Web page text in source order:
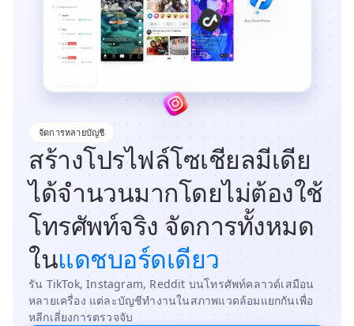
จัดการหลายบัญชี
สร้างโปรไฟล์โซเชียลมีเดีย
ได้จำนวนมากโดยไม่ต้องใช้
โทรศัพท์จริง จัดการทั้งหมด
ในแดชบอร์ดเดียว
รัน TikTok, Instagram, Reddit บนโทรศัพท์คลาวด์เสมือน
หลายเครื่อง แต่ละบัญชีทำงานในสภาพแวดล้อมแยกกันเพื่อ
หลีกเลี่ยงการตรวจจับ